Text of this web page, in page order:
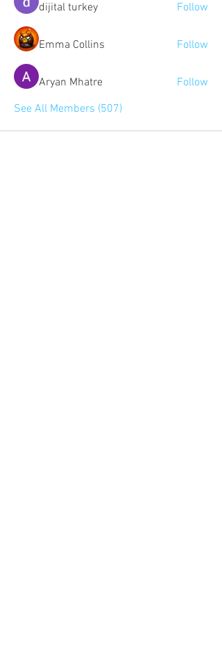
dijital turkey Follow
Emma Collins Follow
Aryan Mhatre
Follow
See All Members (507)